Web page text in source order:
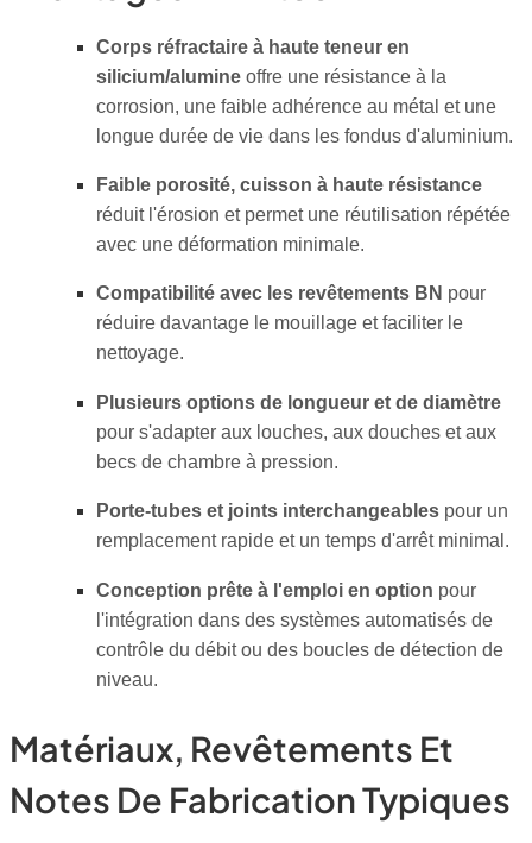
Corps réfractaire à haute teneur en
silicium/alumineoffre une résistance à la
corrosion, une faible adhérence au métal et une
longue durée de vie dans les fondus d'aluminium.
Faible porosité, cuisson à haute résistance
réduit l'érosion et permet une réutilisation répétée
avec une déformation minimale.
Compatibilité avec les revêtements BN pour
réduire davantage le mouillage et faciliter le
nettoyage.
Plusieurs options de longueur et de diamètre
pour s'adapter aux louches, aux douches et aux
becs de chambre à pression.
Porte-tubes et joints interchangeablespour un
remplacement rapide et un temps d'arrêt minimal.
Conception prête à l'emploi en option pour
l'intégration dans des systèmes automatisés de
contrôle du débit ou des boucles de détection de
niveau.
Matériaux, Revêtements Et
Notes De Fabrication Typiques